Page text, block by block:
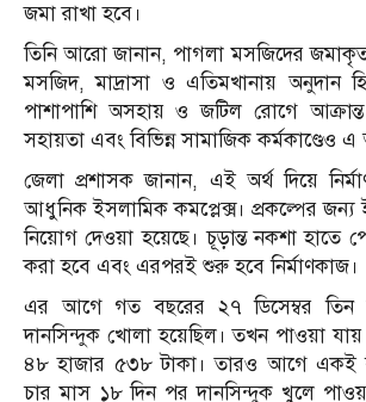
জমা রাখা হবে।
তিনি আরো জানান, পাগলা মসজিদের জমাকৃত
মসজিদ, মাদ্রাসা ও এতিমখানায় অনুদান
পাশাপাশি অসহায় ও জটিল রোগে আক্রান্ত
সহায়তা এবং বিভিন্ন সামাজিক কর্মকাণ্ডেও
জেলা প্রশাসক জানান, এই অর্থ দিয়ে
আধুনিক ইসলামিক কমপ্লেক্স। প্রকল্পের জন্য
নিয়োগ দেওয়া হয়েছে। চূড়ান্ত নকশা হাতে
করা হবে এবং এরপরই শুরু হবে নির্মাণকাজ।
এর আগে গত বছরের ২৭ ডিসেম্বর
দানসিন্দুক খোলা হয়েছিল। তখন পাওয়া
৪৮ হাজার ৫৩৮ টাকা। তারও আগে
চার মাস ১৮ দিন পর দানসিন্দুক খুলে